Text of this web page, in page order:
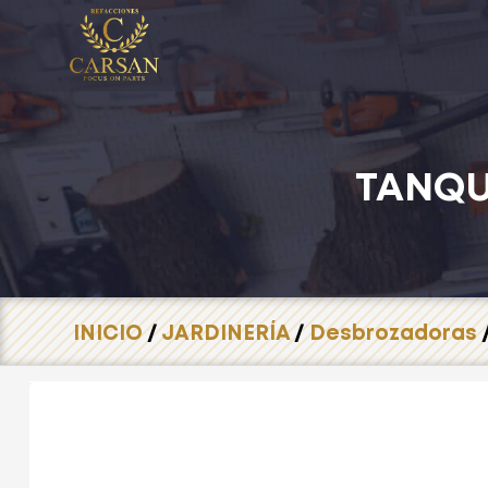
INICIO/JARDINERÍA/Desbrozadoras